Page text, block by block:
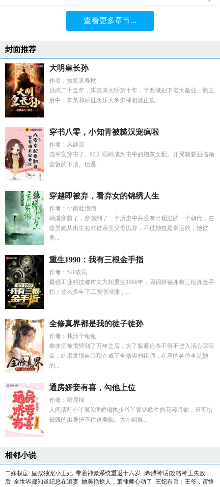
查看更多章节...
封面推荐
大明皇长孙
作者：执笔见春秋
洪武二十五年，朱英来大明第十年，于西域创下偌大基业。燕王
府中，朱英和后世永乐大帝朱棣相谈正欢。...
穿书八零，小知青被糙汉宠疯啦
作者：风静言
沈平安穿书了。睁开眼睛成为书中的炮灰女配。开局就要面临领
盒饭的下场。但是...
穿越即被弃，看弃女的锦绣人生
作者：小雨吐泡泡
韩溪穿越了，穿越到了一个历史中并没有出现过的一个朝代，在
这里她从出生起就被亲生父母抛弃，不过她也是幸运的，她被
养...
重生1990：我有三根金手指
作者：520农民
最强工业科技都市文方柏重生1990年，因祸得福拥有三根真金手
指！这么多年了工资涨没涨，...
全修真界都是我的徒子徒孙
作者：我滴个龟龟
黎亦酒被雷劈到了万年之后，为了躲避追杀不得不进入清心宗苟
命，结果发现自己现在成了全修界的祖师，在座的各位全是她
的...
通房娇妾有喜，勾他上位
作者：绾晨槿
人间清醒小丫鬟X病娇偏执少爷丫鬟锦歌生的花容月貌，只可惜
低贱的出身护不住这美貌。大小姐嫉...
相邻小说
二嫁权宦 皇叔独宠小王妃 带着神豪系统重返十六岁
[希腊神话]攻略神王失败
后 全世界都知道纪总在追妻 她美艳撩人，萧律师心动了
王妃有旨：王爷，请恪